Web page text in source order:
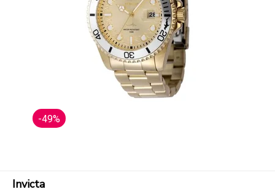
-49%
Invicta